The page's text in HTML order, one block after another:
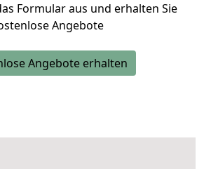
Formular aus und erhalten Sie
Angebote
Angebote erhalten